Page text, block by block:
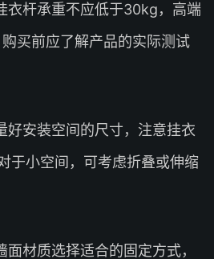
衣杆承重不应低于30kg，高端
买前应了解产品的实际测试
好安装空间的尺寸，注意挂衣
于小空间，可考虑折叠或伸缩
面材质选择适合的固定方式，